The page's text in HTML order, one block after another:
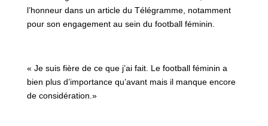
l’honneur dans un article du Télégramme, notamment
pour son engagement au sein du football féminin.
« Je suis fière de ce que j’ai fait. Le football féminin a
bien plus d’importance qu’avant mais il manque encore
de considération.»